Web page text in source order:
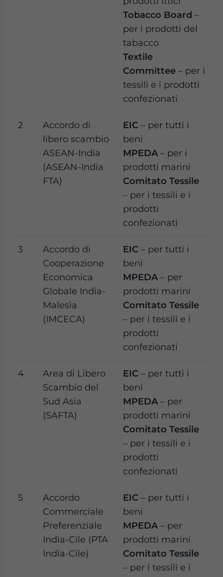
Tobacco Board –
per i prodotti del
tabacco
Textile
Committee – per i
tessili e i prodotti
confezionati
2
Accordo di
libero scambio
ASEAN-India
(ASEAN-India
FTA)
EIC – per tutti i
beni
MPEDA – per i
prodotti marini
Comitato Tessile
– per i tessili e i
prodotti
confezionati
3
Accordo di
Cooperazione
Economica
Globale India-
Malesia
(IMCECA)
EIC – per tutti i
beni
MPEDA – per
prodotti marini
Comitato Tessile
– per i tessili e i
prodotti
confezionati
4
Area di Libero
Scambio del
Sud Asia
(SAFTA)
EIC – per tutti i
beni
MPEDA – per
prodotti marini
Comitato Tessile
– per i tessili e i
prodotti
confezionati
5
Accordo
Commerciale
Preferenziale
India-Cile (PTA
India-Cile)
EIC – per tutti i
beni
MPEDA – per
prodotti marini
Comitato Tessile
– per i tessili e i